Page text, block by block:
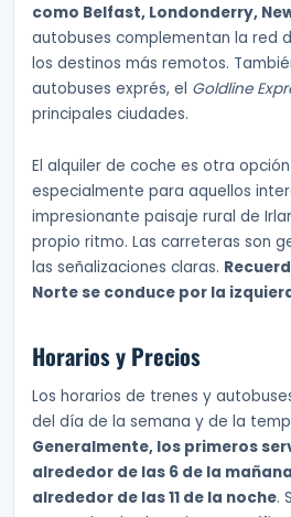
como Belfast, Londonderry,
autobuses complementan la red
los destinos más remotos.
autobuses exprés, el Goldline
principales ciudades.
El alquiler de coche es otra
especialmente para aquellos
impresionante paisaje rural de
propio ritmo. Las carreteras son
las señalizaciones claras.
Norte se conduce por la
Horarios y Precios
Los horarios de trenes y
del día de la semana y de la
Generalmente, los primeros
alrededor de las 6 de la
alrededor de las 11 de la noche.